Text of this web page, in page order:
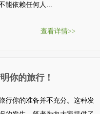
能依赖任何人...
查看详情>>
你的旅行！
行你的准备并不充分。这种发